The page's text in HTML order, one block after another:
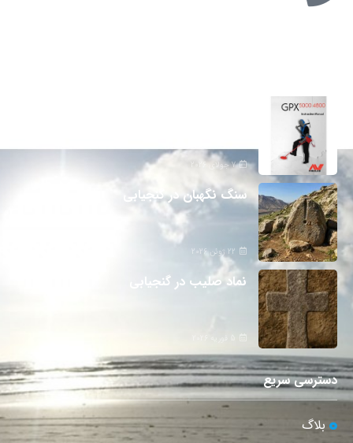
7 جولای 2026
سنگ نگهبان در گنجیابی
22 ژوئن 2026
نماد صلیب در گنجیابی
دسترسی سریع
بلاگ